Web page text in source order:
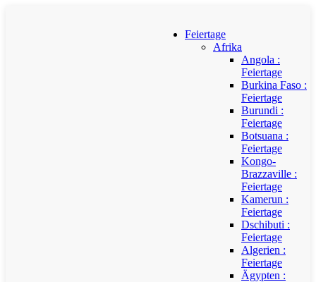
Feiertage
Afrika
Angola :
Feiertage
Burkina Faso :
Feiertage
Burundi :
Feiertage
Botsuana :
Feiertage
Kongo-
Brazzaville :
Feiertage
Kamerun :
Feiertage
Dschibuti :
Feiertage
Algerien :
Feiertage
Ägypten :